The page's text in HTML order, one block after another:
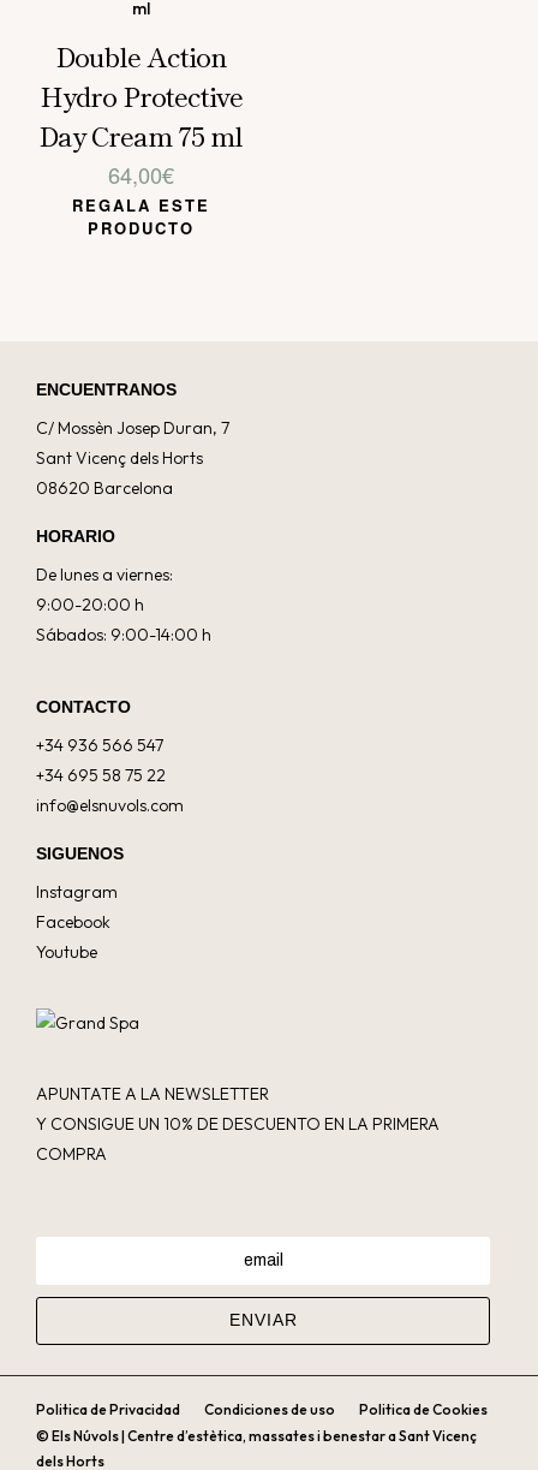
Double Action
Hydro Protective
Day Cream 75 ml
64,00€
REGALA ESTE
PRODUCTO
ENCUENTRANOS
C/ Mossèn Josep Duran, 7
Sant Vicenç dels Horts
08620 Barcelona
HORARIO
De lunes a viernes:
9:00-20:00 h
Sábados: 9:00-14:00 h
CONTACTO
+34 936 566 547
+34 695 58 75 22
info@elsnuvols.com
SIGUENOS
Instagram
Facebook
Youtube
APUNTATE A LA NEWSLETTER
Y CONSIGUE UN 10% DE DESCUENTO EN LA PRIMERA
COMPRA
Politica de Privacidad Condiciones de uso
Politica de Cookies
© Els Núvols | Centre d’estètica, massates i benestar a Sant Vicenç
dels Horts